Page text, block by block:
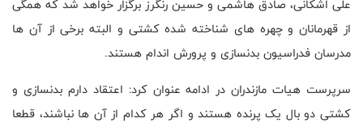
علی اشکانی، صادق هاشمی و حسین رنگرز برگزار خواهد شد که همگی
از قهرمانان و چهره های شناخته شده کشتی و البته برخی از آن ها
مدرسان فدراسیون بدنسازی و پرورش اندام هستند.
سرپرست هیات مازندران در ادامه عنوان کرد: اعتقاد دارم بدنسازی و
کشتی دو بال یک پرنده هستند و اگر هر کدام از آن ها نباشند، قطعا